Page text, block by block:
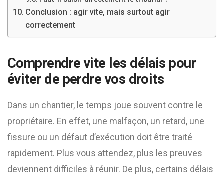
Conclusion : agir vite, mais surtout agir
correctement
Comprendre vite les délais pour
éviter de perdre vos droits
Dans un chantier, le temps joue souvent contre le
propriétaire. En effet, une malfaçon, un retard, une
fissure ou un défaut d’exécution doit être traité
rapidement. Plus vous attendez, plus les preuves
deviennent difficiles à réunir. De plus, certains délais